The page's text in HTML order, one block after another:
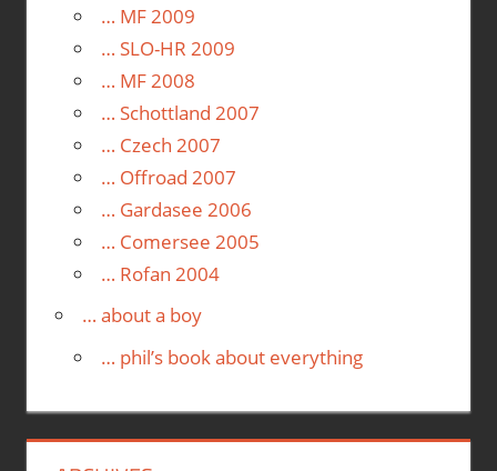
… MF 2009
… SLO-HR 2009
… MF 2008
… Schottland 2007
… Czech 2007
… Offroad 2007
… Gardasee 2006
… Comersee 2005
… Rofan 2004
… about a boy
… phil’s book about everything